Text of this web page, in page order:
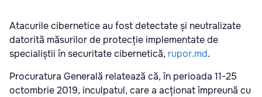
Atacurile cibernetice au fost detectate și neutralizate
datorită măsurilor de protecție implementate de
specialiștii în securitate cibernetică, rupor.md.
Procuratura Generală relatează că, în perioada 11-25
octombrie 2019, inculpatul, care a acționat împreună cu